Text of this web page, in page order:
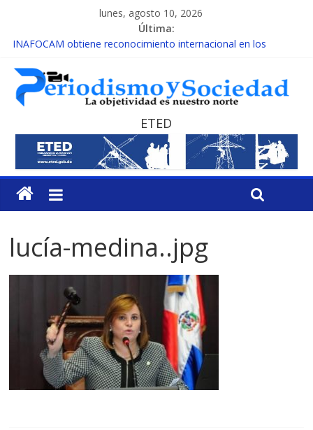
lunes, agosto 10, 2026
Última:
INAFOCAM obtiene reconocimiento internacional en los
15 de febrero de cada año es Día Nacional de la lucha contra el
cáncer infantil
EL ENFOQUE UNILATERAL DE LA COALICIÓN
MESCyT y Universidad Albizu apoyarán rehabilitación de
reclusos
MESCyT presenta calendario de Consulta Nacional por la
Educación
ETED
lucía-medina..jpg